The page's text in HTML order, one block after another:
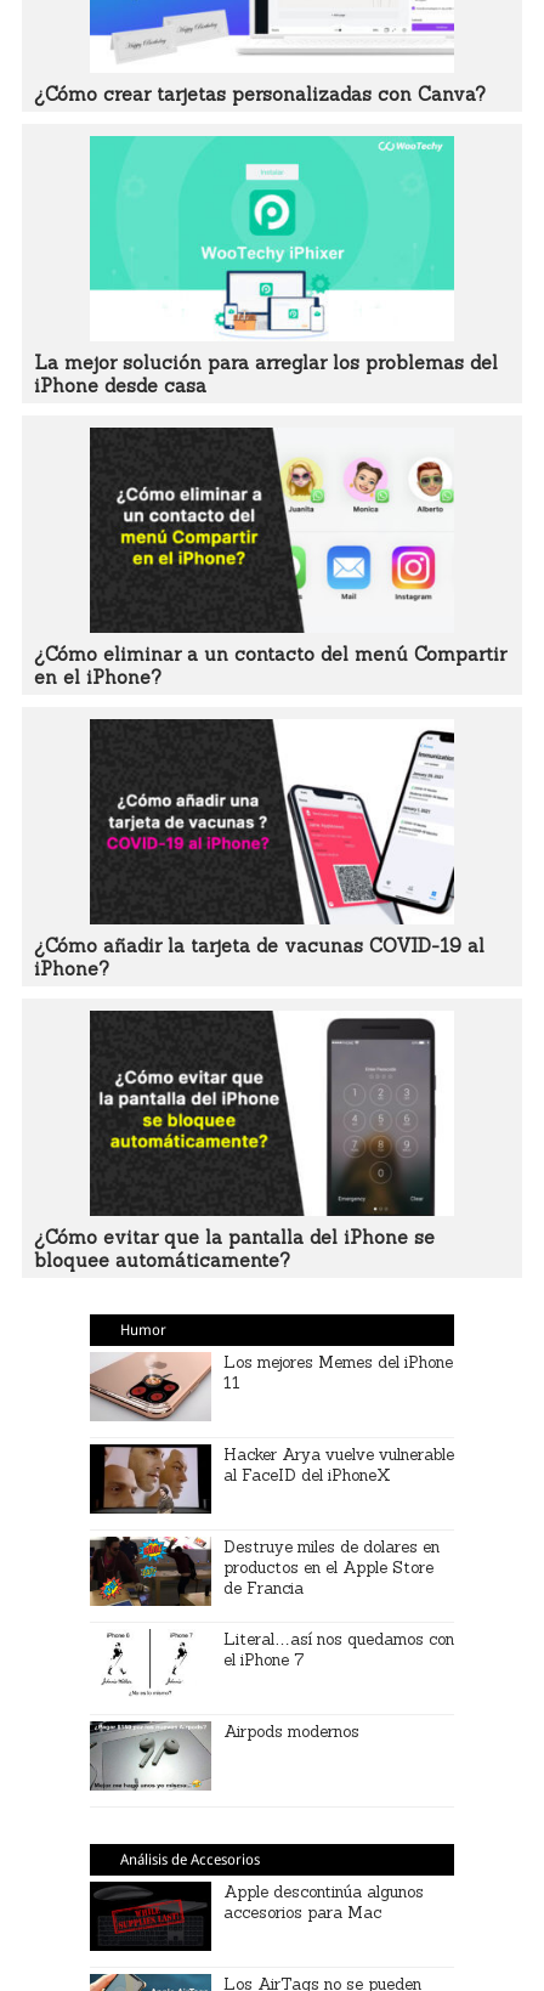
¿Cómo crear tarjetas personalizadas con Canva?
La mejor solución para arreglar los problemas del
iPhone desde casa
¿Cómo eliminar a un contacto del menú Compartir
en el iPhone?
¿Cómo añadir la tarjeta de vacunas COVID-19 al
iPhone?
¿Cómo evitar que la pantalla del iPhone se
bloquee automáticamente?
Humor
Los mejores Memes del iPhone
11
Hacker Arya vuelve vulnerable
al FaceID del iPhoneX
Destruye miles de dolares en
productos en el Apple Store
de Francia
Literal…así nos quedamos con
el iPhone 7
Airpods modernos
Análisis de Accesorios
Apple descontinúa algunos
accesorios para Mac
Los AirTags no se pueden